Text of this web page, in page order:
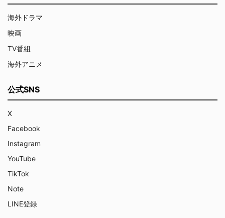
海外ドラマ
映画
TV番組
海外アニメ
公式SNS
X
Facebook
Instagram
YouTube
TikTok
Note
LINE登録